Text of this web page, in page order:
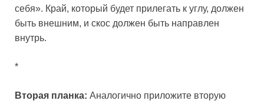
себя». Край, который будет прилегать к углу, должен
быть внешним, и скос должен быть направлен
внутрь.
*
Вторая планка: Аналогично приложите вторую